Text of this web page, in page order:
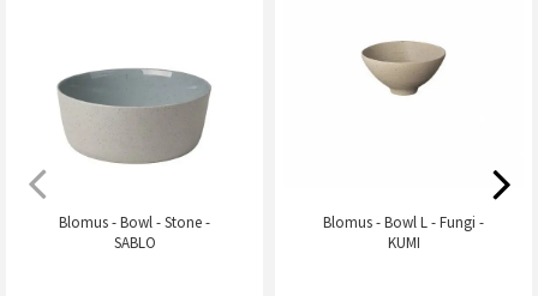
Blomus - Bowl - Stone -
SABLO
Blomus - Bowl L - Fungi -
KUMI